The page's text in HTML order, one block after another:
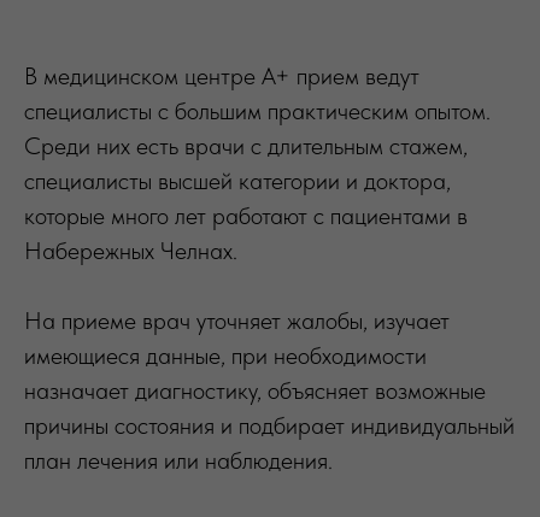
В медицинском центре А+ прием ведут
специалисты с большим практическим опытом.
Среди них есть врачи с длительным стажем,
специалисты высшей категории и доктора,
которые много лет работают с пациентами в
Набережных Челнах.
На приеме врач уточняет жалобы, изучает
имеющиеся данные, при необходимости
назначает диагностику, объясняет возможные
причины состояния и подбирает индивидуальный
план лечения или наблюдения.